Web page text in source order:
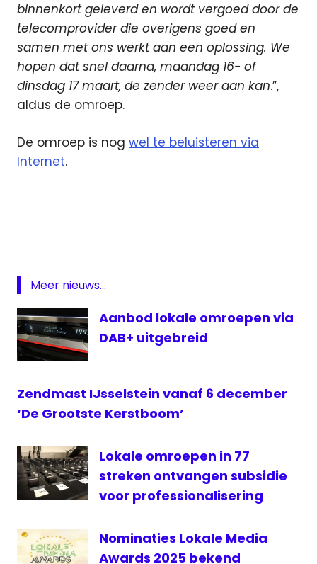
binnenkort geleverd en wordt vergoed door de
telecomprovider die overigens goed en
samen met ons werkt aan een oplossing. We
hopen dat snel daarna, maandag 16- of
dinsdag 17 maart, de zender weer aan kan.”,
aldus de omroep.
De omroep is nog wel te beluisteren via
Internet.
Radio
Montfoort
uitzending
zendmast
Meer nieuws...
Aanbod lokale omroepen via
DAB+ uitgebreid
Zendmast IJsselstein vanaf 6 december
‘De Grootste Kerstboom’
Lokale omroepen in 77
streken ontvangen subsidie
voor professionalisering
Nominaties Lokale Media
Awards 2025 bekend